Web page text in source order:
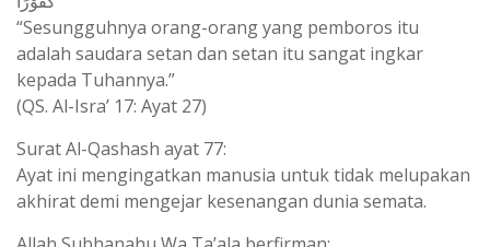
“Sesungguhnya orang-orang yang pemboros itu
adalah saudara setan dan setan itu sangat ingkar
kepada Tuhannya.”
(QS. Al-Isra’ 17: Ayat 27)
Surat Al-Qashash ayat 77:
Ayat ini mengingatkan manusia untuk tidak melupakan
akhirat demi mengejar kesenangan dunia semata.